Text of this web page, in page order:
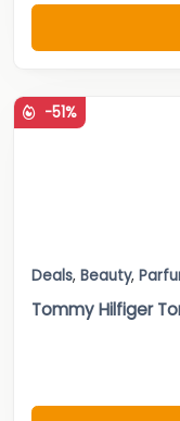
-51%
Deals, Beauty,
Tommy Hilfiger